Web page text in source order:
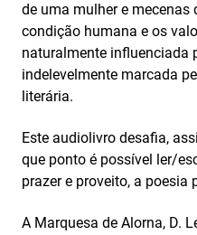
de uma mulher e mecenas
condição humana e os
naturalmente influenciada
indelevelmente marcada
literária.
Este audiolivro desafia,
que ponto é possível ler/
prazer e proveito, a poesia
A Marquesa de Alorna, D.